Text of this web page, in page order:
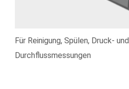
Für Reinigung, Spülen, Druck- und
Durchflussmessungen